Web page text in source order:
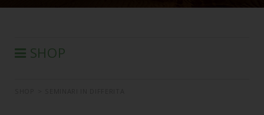
SHOP